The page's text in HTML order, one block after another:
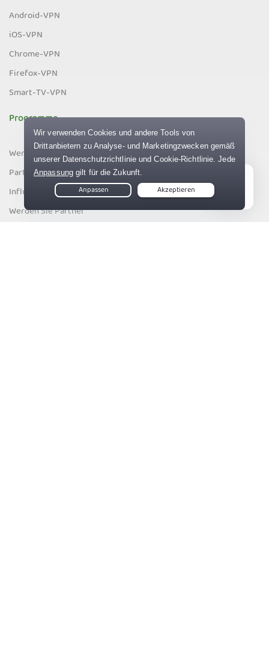
Android-VPN
iOS-VPN
Chrome-VPN
Firefox-VPN
Smart-TV-VPN
Programme
Werbe-einen-Freund
Partner
Influencer
Werden Sie Partner